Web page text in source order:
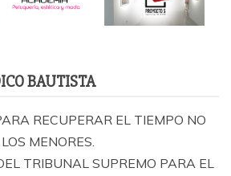
BAUTISTA
RECUPERAR EL TIEMPO NO
MENORES.
TRIBUNAL SUPREMO PARA EL